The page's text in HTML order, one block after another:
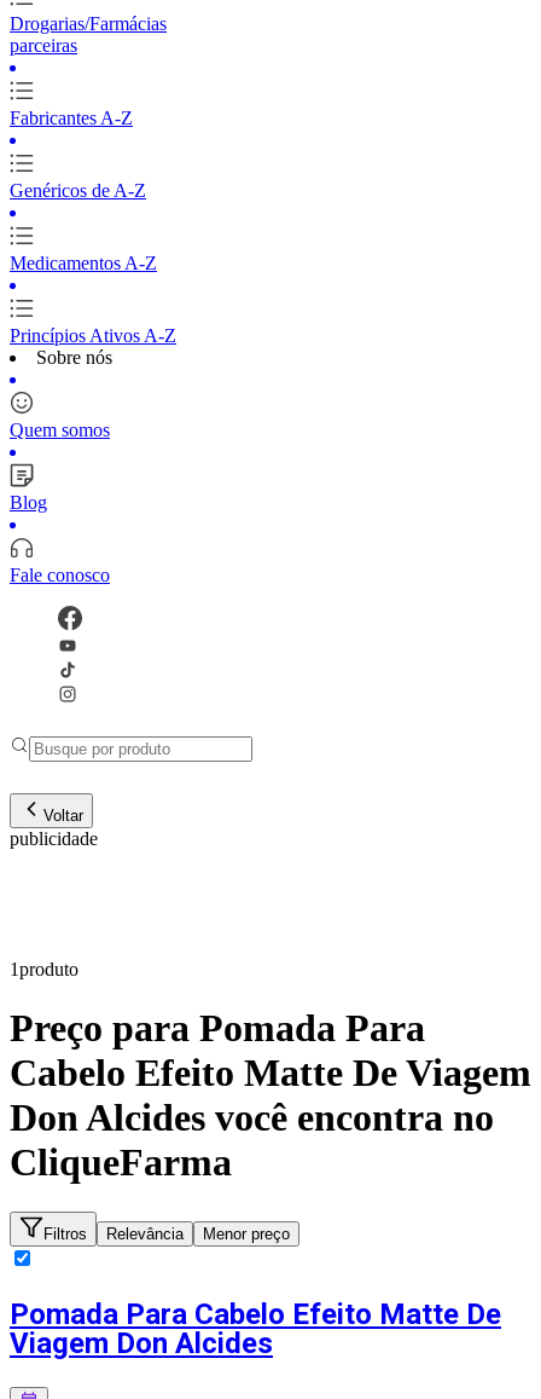
Drogarias/Farmácias
parceiras
Fabricantes A-Z
Genéricos de A-Z
Medicamentos A-Z
Princípios Ativos A-Z
Sobre nós
Quem somos
Blog
Fale conosco
Voltar
publicidade
1produto
Preço para Pomada Para
Cabelo Efeito Matte De Viagem
Don Alcides você encontra no
CliqueFarma
Filtros Relevância Menor preço
Pomada Para Cabelo Efeito Matte De
Viagem Don Alcides